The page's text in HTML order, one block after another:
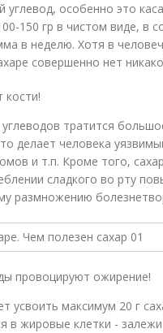
углевод, особенно это
150 гр в чистом виде, в
в неделю. Хотя в
совершенно нет
кости!
углеводов тратится
делает человека
и т.п. Кроме того,
сладкого во рту
размножению
провоцируют ожирение!
усвоить максимум 20 г
в жировые клетки -